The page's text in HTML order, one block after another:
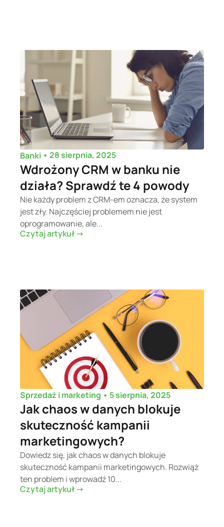
Banki • 28 sierpnia, 2025
Wdrożony CRM w banku nie
działa? Sprawdź te 4 powody
Nie każdy problem z CRM-em oznacza, że system
jest zły. Najczęściej problemem nie jest
oprogramowanie, ale...
Czytaj artykuł ->
Sprzedaż i marketing • 5 sierpnia, 2025
Jak chaos w danych blokuje
skuteczność kampanii
marketingowych?
Dowiedz się, jak chaos w danych blokuje
skuteczność kampanii marketingowych. Rozwiąż
ten problem i wprowadź 10...
Czytaj artykuł ->